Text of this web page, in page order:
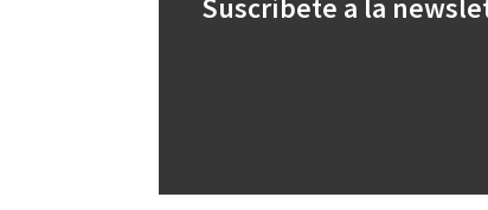
Suscríbete a la